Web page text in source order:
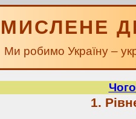
МИСЛЕНЕ
Ми робимо Україну –
1.